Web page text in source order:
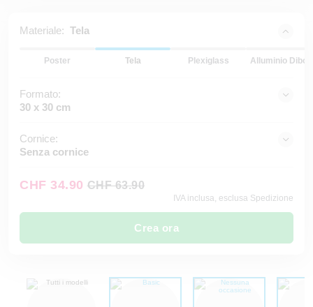
Materiale: Tela
Poster Tela Plexiglass Alluminio
Formato:
30 x 30 cm
Cornice:
Senza cornice
CHF 34.90 CHF 63.90
IVA inclusa, esclusa Spedizione
Crea ora